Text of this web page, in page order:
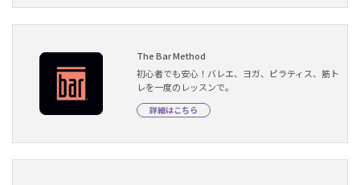
The Bar Method
初心者でも安心！バレエ、ヨガ、ピラティス、筋ト
レを一度のレッスンで。
詳細はこちら